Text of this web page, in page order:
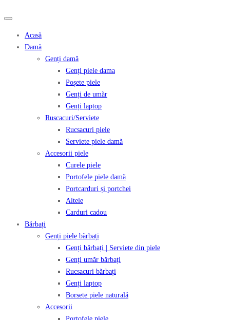
Acasă
Damă
Genți damă
Genți piele dama
Poșete piele
Genți de umăr
Genți laptop
Ruscacuri/Serviete
Rucsacuri piele
Serviete piele damă
Accesorii piele
Curele piele
Portofele piele damă
Portcarduri și portchei
Altele
Carduri cadou
Bărbați
Genți piele bărbați
Genți bărbați | Serviete din piele
Genți umăr bărbați
Rucsacuri bărbați
Genți laptop
Borsete piele naturală
Accesorii